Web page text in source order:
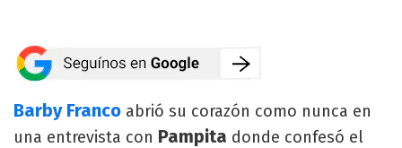
Barby Franco abrió su corazón como nunca en
una entrevista con Pampita donde confesó el